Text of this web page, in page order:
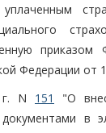
приказом
Федерации от
N 151
"О
в